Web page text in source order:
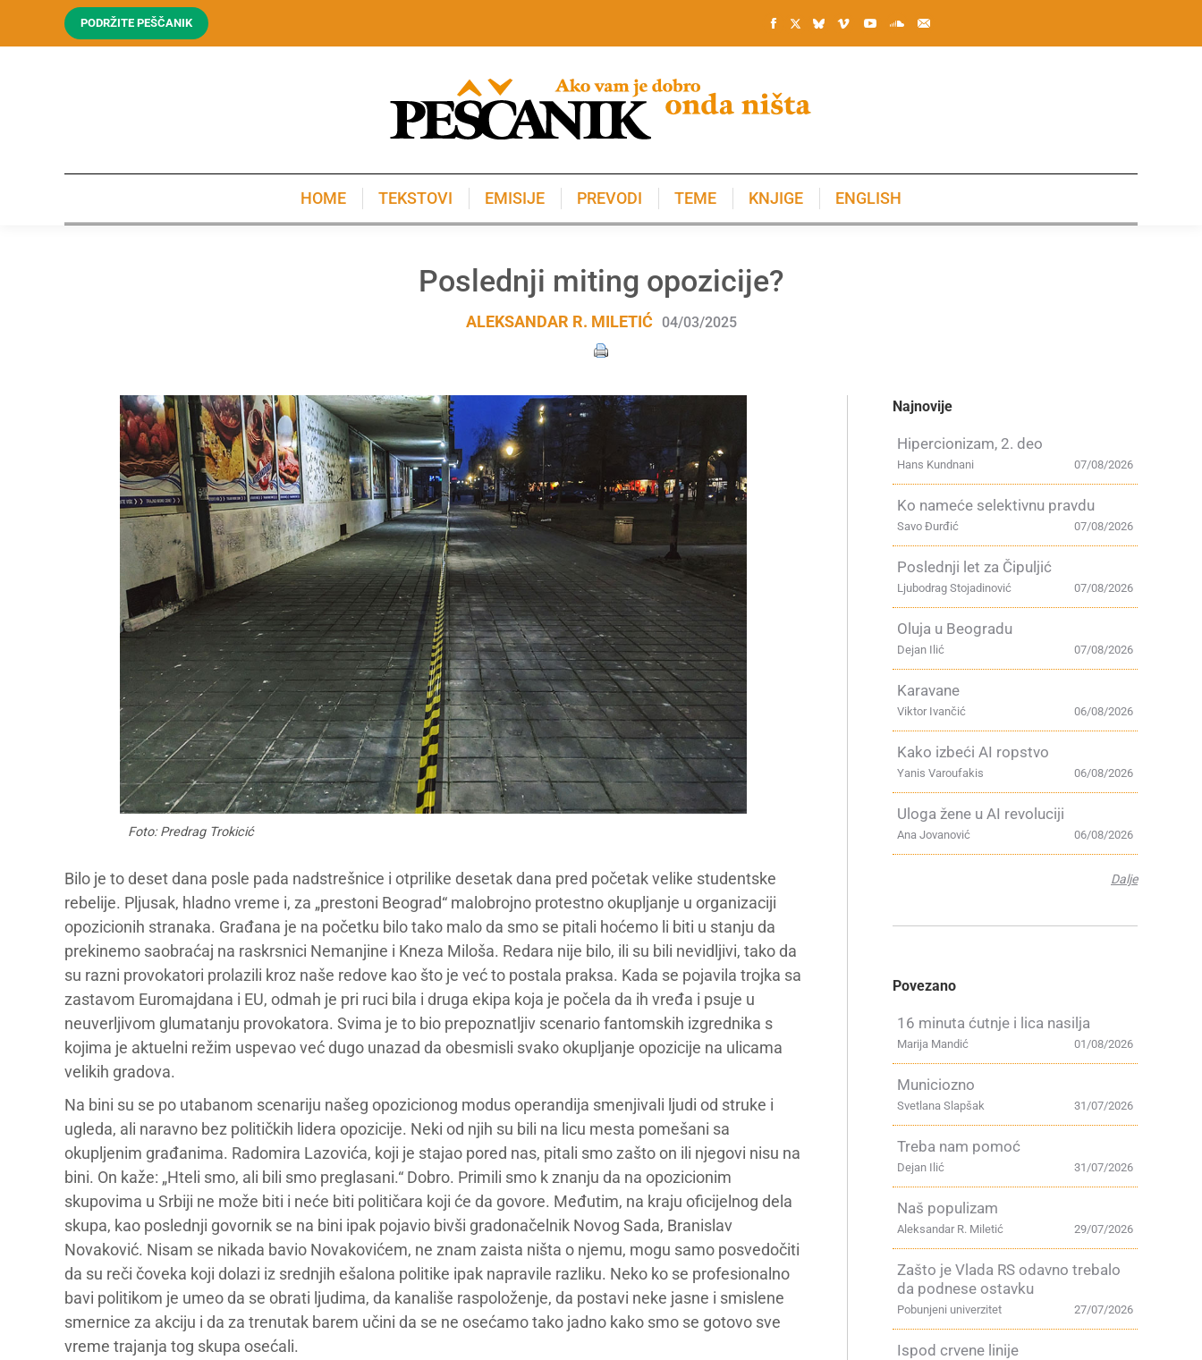
PODRŽITE PEŠČANIK
HOME TEKSTOVI EMISIJE PREVODI TEME KNJIGE ENGLISH
Poslednji miting opozicije?
ALEKSANDAR R. MILETIĆ 04/03/2025
Foto: Predrag Trokicić
Bilo je to deset dana posle pada nadstrešnice i otprilike desetak dana pred početak velike studentske
rebelije. Pljusak, hladno vreme i, za „prestoni Beograd“ malobrojno protestno okupljanje u organizaciji
opozicionih stranaka. Građana je na početku bilo tako malo da smo se pitali hoćemo li biti u stanju da
prekinemo saobraćaj na raskrsnici Nemanjine i Kneza Miloša. Redara nije bilo, ili su bili nevidljivi, tako da
su razni provokatori prolazili kroz naše redove kao što je već to postala praksa. Kada se pojavila trojka sa
zastavom Euromajdana i EU, odmah je pri ruci bila i druga ekipa koja je počela da ih vređa i psuje u
neuverljivom glumatanju provokatora. Svima je to bio prepoznatljiv scenario fantomskih izgrednika s
kojima je aktuelni režim uspevao već dugo unazad da obesmisli svako okupljanje opozicije na ulicama
velikih gradova.
Na bini su se po utabanom scenariju našeg opozicionog modus operandija smenjivali ljudi od struke i
ugleda, ali naravno bez političkih lidera opozicije. Neki od njih su bili na licu mesta pomešani sa
okupljenim građanima. Radomira Lazovića, koji je stajao pored nas, pitali smo zašto on ili njegovi nisu na
bini. On kaže: „Hteli smo, ali bili smo preglasani.“ Dobro. Primili smo k znanju da na opozicionim
skupovima u Srbiji ne može biti i neće biti političara koji će da govore. Međutim, na kraju oficijelnog dela
skupa, kao poslednji govornik se na bini ipak pojavio bivši gradonačelnik Novog Sada, Branislav
Novaković. Nisam se nikada bavio Novakovićem, ne znam zaista ništa o njemu, mogu samo posvedočiti
da su reči čoveka koji dolazi iz srednjih ešalona politike ipak napravile razliku. Neko ko se profesionalno
bavi politikom je umeo da se obrati ljudima, da kanališe raspoloženje, da postavi neke jasne i smislene
smernice za akciju i da za trenutak barem učini da se ne osećamo tako jadno kako smo se gotovo sve
vreme trajanja tog skupa osećali.
Najnovije
Hipercionizam, 2. deo
07/08/2026
Hans Kundnani
Ko nameće selektivnu pravdu
07/08/2026
Savo Đurđić
Poslednji let za Čipuljić
07/08/2026
Ljubodrag Stojadinović
Oluja u Beogradu
07/08/2026
Dejan Ilić
Karavane
06/08/2026
Viktor Ivančić
Kako izbeći AI ropstvo
06/08/2026
Yanis Varoufakis
Uloga žene u AI revoluciji
06/08/2026
Ana Jovanović
Dalje
Povezano
16 minuta ćutnje i lica nasilja
01/08/2026
Marija Mandić
Municiozno
31/07/2026
Svetlana Slapšak
Treba nam pomoć
31/07/2026
Dejan Ilić
Naš populizam
29/07/2026
Aleksandar R. Miletić
Zašto je Vlada RS odavno trebalo
da podnese ostavku
27/07/2026
Pobunjeni univerzitet
Ispod crvene linije
KNJIGE ENGLISH